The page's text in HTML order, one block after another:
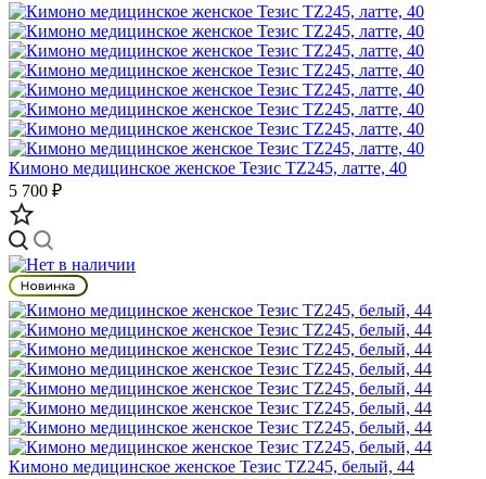
Кимоно медицинское женское Тезис TZ245, латте, 40
5 700 ₽
Кимоно медицинское женское Тезис TZ245, белый, 44